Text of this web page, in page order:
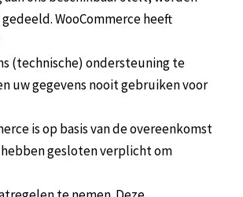
WooCommerce heeft
(technische) ondersteuning te
uw gegevens nooit gebruiken voor
is op basis van de overeenkomst
gesloten verplicht om